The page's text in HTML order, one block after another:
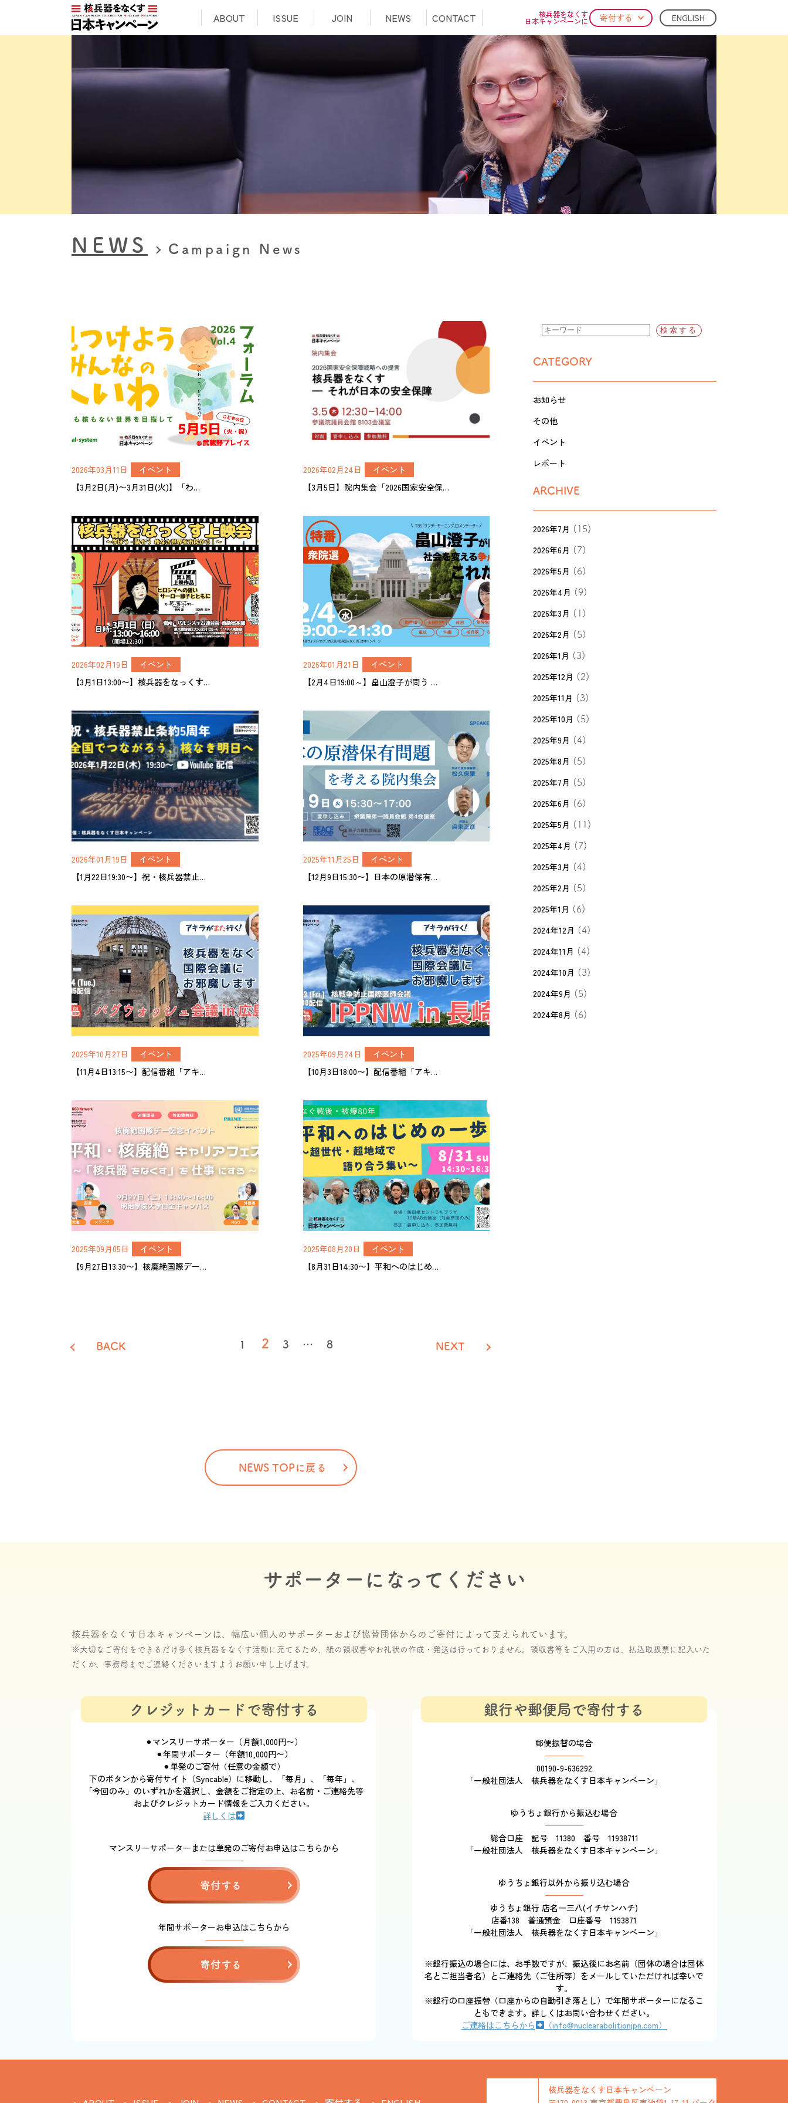
ABOUT ISSUE JOIN NEWS CONTACT 核兵器をなくす
日本キャンペーンに 寄付する ENGLISH
NEWS Campaign News
2026年03月11日
イベント
【3月2日(月)〜3月31日(火)】「わ…
2026年02月24日
イベント
【3月5日】院内集会「2026国家安全保…
2026年02月19日
イベント
【3月1日13:00〜】核兵器をなっくす…
2026年01月21日
イベント
【2月4日19:00～】畠山澄子が問う …
2026年01月19日
イベント
【1月22日19:30〜】祝・核兵器禁止…
2025年11月25日
イベント
【12月9日15:30〜】日本の原潜保有…
2025年10月27日
イベント
【11月4日13:15〜】配信番組「アキ…
2025年09月24日
イベント
【10月3日18:00〜】配信番組「アキ…
2025年09月05日
イベント
【9月27日13:30〜】核廃絶国際デー…
2025年08月20日
イベント
【8月31日14:30〜】平和へのはじめ…
投
BACK 1 2 3 … 8 NEXT
CATEGORY
お知らせ
その他
イベント
レポート
ARCHIVE
2026年7月 (15)
2026年6月 (7)
2026年5月 (6)
2026年4月 (9)
2026年3月 (1)
2026年2月 (5)
2026年1月 (3)
2025年12月 (2)
2025年11月 (3)
2025年10月 (5)
2025年9月 (4)
2025年8月 (5)
2025年7月 (5)
2025年6月 (6)
2025年5月 (11)
2025年4月 (7)
2025年3月 (4)
2025年2月 (5)
2025年1月 (6)
2024年12月 (4)
2024年11月 (4)
2024年10月 (3)
2024年9月 (5)
2024年8月 (6)
NEWS TOPに戻る
サポーターになってください
核兵器をなくす日本キャンペーンは、幅広い個人のサポーターおよび協賛団体からのご寄付によって支えられています。
※大切なご寄付をできるだけ多く核兵器をなくす活動に充てるため、紙の領収書やお礼状の作成・発送は行っておりません。領収書等をご入用の方は、払込取扱票に記入いた
だくか、事務局までご連絡くださいますようお願い申し上げます。
クレジットカードで寄付する
⚫︎マンスリーサポーター（月額1,000円〜）
⚫︎年間サポーター（年額10,000円〜）
⚫︎単発のご寄付（任意の金額で）
下のボタンから寄付サイト（Syncable）に移動し、「毎月」、「毎年」、
「今回のみ」のいずれかを選択し、金額をご指定の上、お名前・ご連絡先等
およびクレジットカード情報をご入力ください。
詳しくは
マンスリーサポーターまたは単発のご寄付お申込はこちらから
寄付する
年間サポーターお申込はこちらから
寄付する
銀行や郵便局で寄付する
郵便振替の場合
00190-9-636292
「一般社団法人 核兵器をなくす日本キャンペーン」
ゆうちょ銀行から振込む場合
総合口座 記号 11380 番号 11938711
「一般社団法人 核兵器をなくす日本キャンペーン」
ゆうちょ銀行以外から振り込む場合
ゆうちょ銀行 店名一三八(イチサンハチ)
店番138 普通預金 口座番号 1193871
「一般社団法人 核兵器をなくす日本キャンペーン」
※銀行振込の場合には、お手数ですが、振込後にお名前（団体の場合は団体
名とご担当者名）とご連絡先（ご住所等）をメールしていただければ幸いで
す。
※銀行の口座振替（口座からの自動引き落とし）で年間サポーターになるこ
ともできます。詳しくはお問い合わせください。
ご連絡はこちらから
（info@nuclearabolitionjpn.com）
核兵器をなくす日本キャンペーン